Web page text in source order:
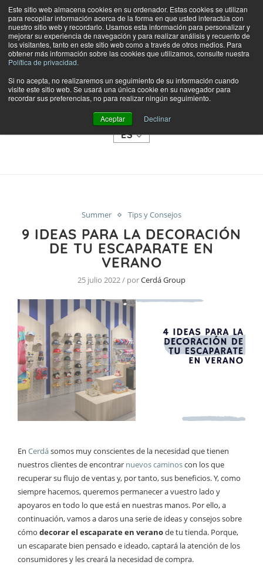
Este sitio web almacena cookies en su ordenador. Estas cookies se utilizan
para recopilar información acerca de la forma en que usted interactúa con
nuestro sitio web y recordarlo. Usamos esta información para personalizar y
mejorar su experiencia de navegación y para realizar análisis y recuento de
los visitantes, tanto en este sitio web como a través de otros medios. Para
obtener más información sobre las cookies que utilizamos, consulte nuestra
Política de privacidad.
Si no acepta, no realizaremos un seguimiento de su información cuando
visite este sitio web. Se usará una única cookie en su navegador para
recordar sus preferencias, no para realizar ningún seguimiento.
Aceptar Declinar
TIENDA
CATEGORÍAS
ES
Summer Tips y Consejos
9 IDEAS PARA LA DECORACIÓN
DE TU ESCAPARATE EN
VERANO
25 julio 2022 / porCerdá Group
En Cerdásomos muy conscientes de la necesidad que tienen
nuestros clientes de encontrar nuevos caminoscon los que
recuperar su flujo de ventas y, por tanto, sus beneficios. Y, como
siempre hacemos, queremos permanecer a vuestro lado y
apoyaros en todo lo que está en nuestras manos. Por ello, a
continuación, vamos a daros una serie de ideas y consejos sobre
cómo decorar el escaparate en veranode tu tienda. Porque,
un escaparate bien pensado e ideado, captará la atención de los
consumidores y les creará la necesidad de compra.